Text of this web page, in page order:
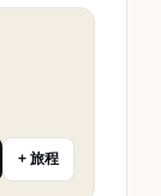
+ 旅程